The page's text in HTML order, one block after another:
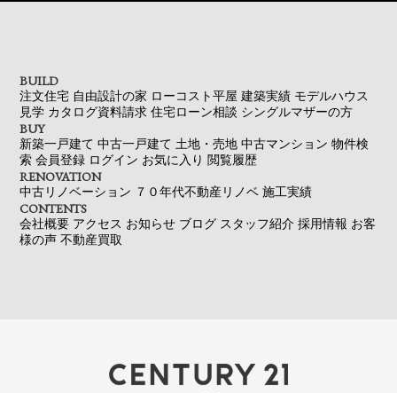
BUILD
注文住宅 自由設計の家 ローコスト平屋 建築実績 モデルハウス
見学 カタログ資料請求 住宅ローン相談 シングルマザーの方
BUY
新築一戸建て 中古一戸建て 土地・売地 中古マンション 物件検
索 会員登録 ログイン お気に入り 閲覧履歴
RENOVATION
中古リノベーション ７０年代不動産リノベ 施工実績
CONTENTS
会社概要 アクセス お知らせ ブログ スタッフ紹介 採用情報 お客
様の声 不動産買取